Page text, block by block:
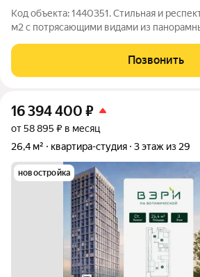
Код объекта: 1440351. Стильная и
м2 с потрясающими видами из
комплексом на северо-западе Москвы в
зеленых лесных массивах
Позвонить
16 394 400 ₽
от 58 895 ₽ в месяц
26,4 м²
квартира-студия 3 этаж из 29
новостройка